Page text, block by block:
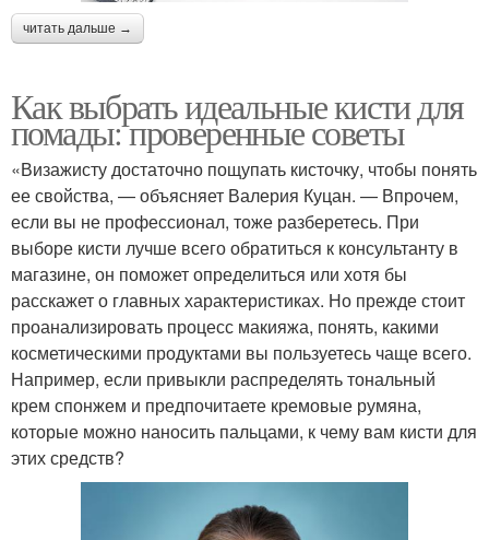
читать дальше →
Как выбрать идеальные кисти для
помады: проверенные советы
«Визажисту достаточно пощупать кисточку, чтобы понять
ее свойства, — объясняет Валерия Куцан. — Впрочем,
если вы не профессионал, тоже разберетесь. При
выборе кисти лучше всего обратиться к консультанту в
магазине, он поможет определиться или хотя бы
расскажет о главных характеристиках. Но прежде стоит
проанализировать процесс макияжа, понять, какими
косметическими продуктами вы пользуетесь чаще всего.
Например, если привыкли распределять тональный
крем спонжем и предпочитаете кремовые румяна,
которые можно наносить пальцами, к чему вам кисти для
этих средств?